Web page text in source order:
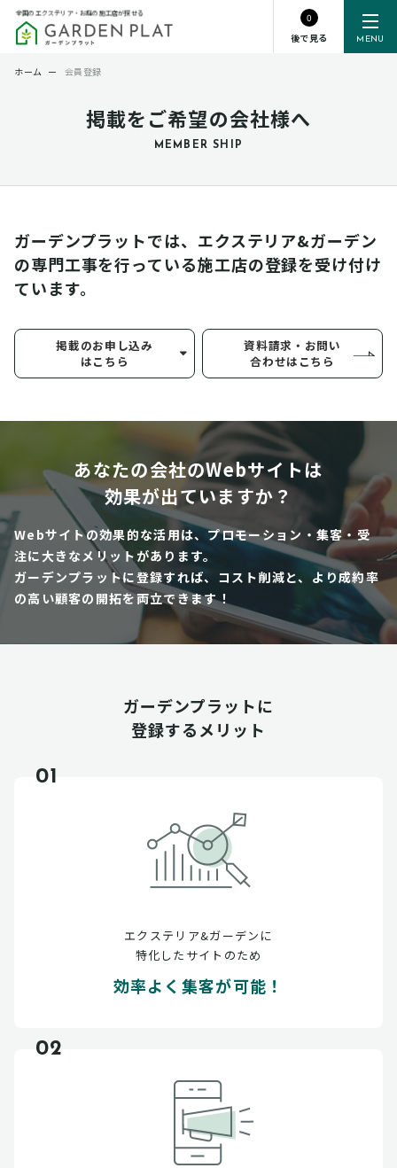
MENU
全国のエクステリア・お庭の施工店が探せる
0
後で見る
掲載をご希望の会社様へ
MEMBER SHIP
ホーム ー 会員登録
ガーデンプラットでは、エクステリア&ガーデン
の専門工事を行っている施工店の登録を受け付け
ています。
掲載のお申し込み
はこちら
資料請求・お問い
合わせはこちら
あなたの会社のWebサイトは
効果が出ていますか？
Webサイトの効果的な活用は、プロモーション・集客・受
注に大きなメリットがあります。
ガーデンプラットに登録すれば、コスト削減と、より成約率
の高い顧客の開拓を両立できます！
ガーデンプラットに
登録するメリット
01
エクステリア&ガーデンに
特化したサイトのため
効率よく集客が可能！
02